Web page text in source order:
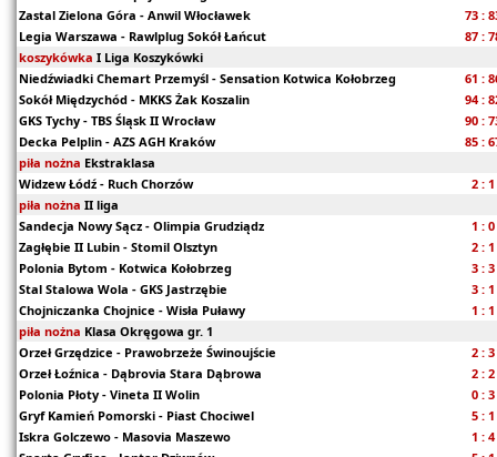
Zastal Zielona Góra - Anwil Włocławek
73 :
Legia Warszawa - Rawlplug Sokół Łańcut
87 :
koszykówka I Liga Koszykówki
Niedźwiadki Chemart Przemyśl - Sensation Kotwica Kołobrzeg
61 :
Sokół Międzychód - MKKS Żak Koszalin
94 :
GKS Tychy - TBS Śląsk II Wrocław
90 :
Decka Pelplin - AZS AGH Kraków
85 :
piła nożna Ekstraklasa
Widzew Łódź - Ruch Chorzów
2 : 1
piła nożna II liga
Sandecja Nowy Sącz - Olimpia Grudziądz
1 : 0
Zagłębie II Lubin - Stomil Olsztyn
2 : 1
Polonia Bytom - Kotwica Kołobrzeg
3 : 3
Stal Stalowa Wola - GKS Jastrzębie
3 : 1
Chojniczanka Chojnice - Wisła Puławy
1 : 1
piła nożna Klasa Okręgowa gr. 1
Orzeł Grzędzice - Prawobrzeże Świnoujście
2 : 3
Orzeł Łoźnica - Dąbrovia Stara Dąbrowa
2 : 2
Polonia Płoty - Vineta II Wolin
0 : 3
Gryf Kamień Pomorski - Piast Chociwel
5 : 1
Iskra Golczewo - Masovia Maszewo
1 : 4